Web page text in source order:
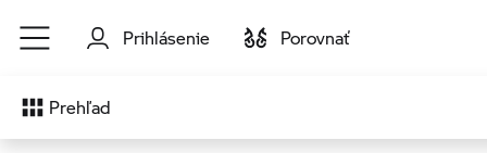
Prejsť na hlavný obsah
Prihlásenie Porovnať
Prehľad